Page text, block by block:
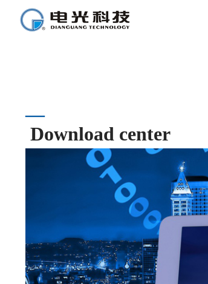
Download center